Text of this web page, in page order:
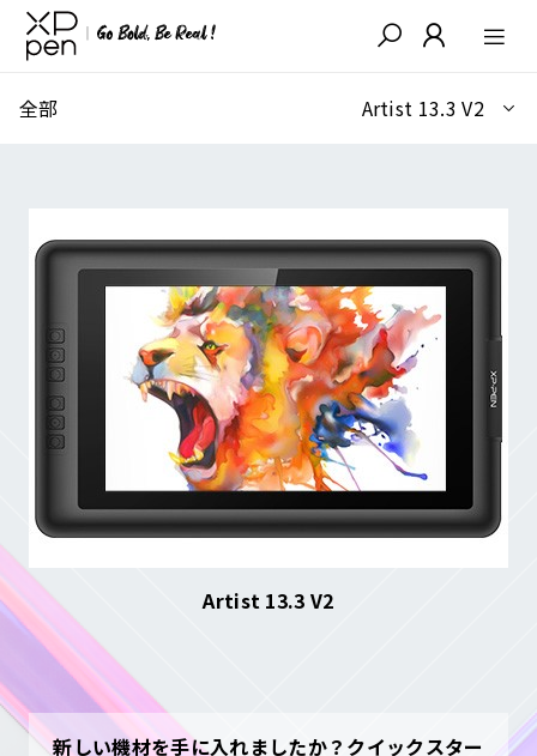
全部 Artist 13.3 V2
Artist 13.3 V2
新しい機材を手に入れましたか？クイックスター
購読解除：いつでもワンクリック